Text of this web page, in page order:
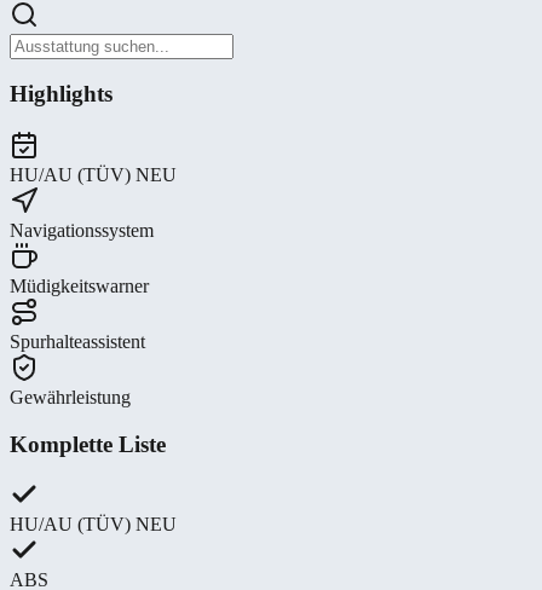
Highlights
HU/AU (TÜV) NEU
Navigationssystem
Müdigkeitswarner
Spurhalteassistent
Gewährleistung
Komplette Liste
HU/AU (TÜV) NEU
ABS